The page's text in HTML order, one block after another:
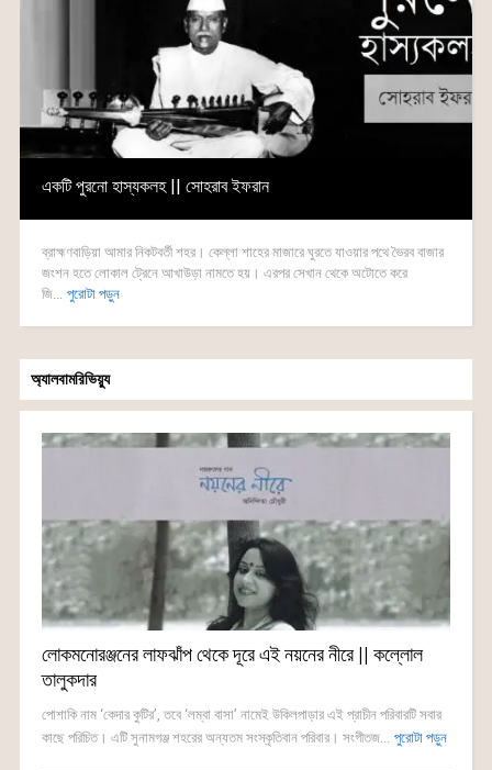
একটি পুরনো হাস্যকলহ || সোহরাব ইফরান
ব্রাহ্মণবাড়িয়া আমার নিকটবর্তী শহর। কেল্লা শাহের মাজারে ঘুরতে যাওয়ার পথে ভৈরব বাজার
জংশন হতে লোকাল ট্রেনে আখাউড়া নামতে হয়। এরপর সেখান থেকে অটোতে করে
জি... পুরোটা পড়ুন
অ্যালবামরিভিয়্যু
লোকমনোরঞ্জনের লাফঝাঁপ থেকে দূরে এই নয়নের নীরে || কল্লোল
তালুকদার
পোশাকি নাম ‘কেদার কুটির’, তবে ‘লম্বা বাসা’ নামেই উকিলপাড়ার এই প্রাচীন পরিবারটি সবার
কাছে পরিচিত। এটি সুনামগঞ্জ শহরের অন্যতম সংস্কৃতিবান পরিবার। সংগীতজ... পুরোটা পড়ুন